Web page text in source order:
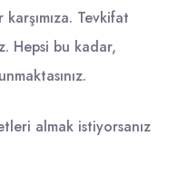
Tevkifat
Hepsi bu kadar,
almak istiyorsanız